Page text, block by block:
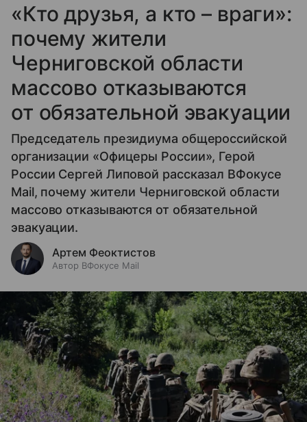
«Кто друзья, а кто – враги»:
почему жители
Черниговской области
массово отказываются
от обязательной эвакуации
Председатель президиума общероссийской
организации «Офицеры России», Герой
России Сергей Липовой рассказал ВФокусе
Mail, почему жители Черниговской области
массово отказываются от обязательной
эвакуации.
Артем Феоктистов
Автор ВФокусе Mail